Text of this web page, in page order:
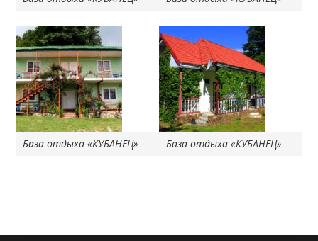
База отдыха «КУБАНЕЦ» База отдыха «КУБАНЕЦ»